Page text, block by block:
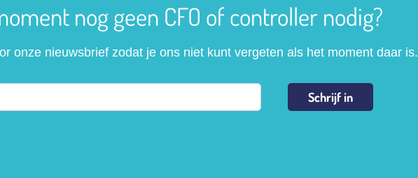
nog geen CFO of controller nodig?
onze nieuwsbrief zodat je ons niet kunt vergeten als het moment daar is.